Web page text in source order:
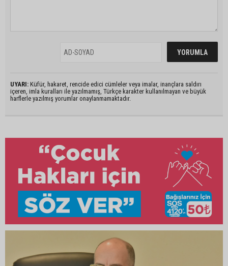
UYARI: Küfür, hakaret, rencide edici cümleler veya imalar, inançlara saldırı
içeren, imla kuralları ile yazılmamış, Türkçe karakter kullanılmayan ve büyük
harflerle yazılmış yorumlar onaylanmamaktadır.